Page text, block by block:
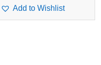
Add to Wishlist